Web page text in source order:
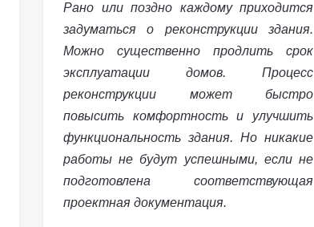
Рано или поздно каждому приходится
задуматься о реконструкции здания.
Можно существенно продлить срок
эксплуатации домов. Процесс
реконструкции может быстро
повысить комфортность и улучшить
функциональность здания. Но никакие
работы не будут успешными, если не
подготовлена соответствующая
проектная документация.